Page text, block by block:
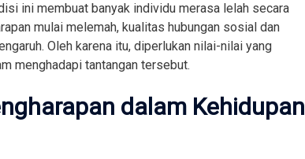
ini membuat banyak individu merasa lelah secara
mulai melemah, kualitas hubungan sosial dan
Oleh karena itu, diperlukan nilai-nilai yang
menghadapi tantangan tersebut.
dalam Kehidupan